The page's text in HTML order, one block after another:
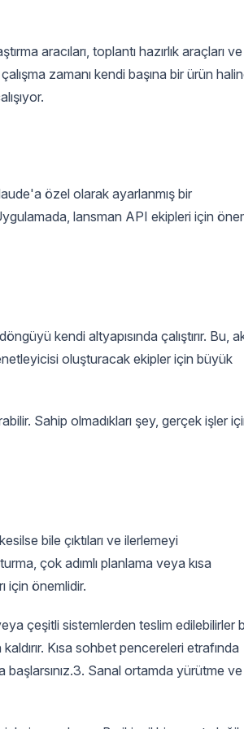
aracıları, toplantı hazırlık araçları
zamanı kendi başına bir ürün
özel olarak ayarlanmış bir
lansman API ekipleri için
kendi altyapısında çalıştırır. Bu,
oluşturacak ekipler için büyük
Sahip olmadıkları şey, gerçek işler
bile çıktıları ve ilerlemeyi
çok adımlı planlama veya kısa
için önemlidir.
çeşitli sistemlerden teslim edilebilirler
Kısa sohbet pencereleri etrafında
başlarsınız.3. Sanal ortamda yürütme ve